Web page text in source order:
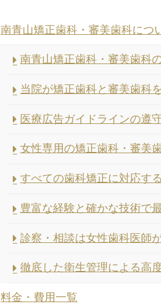
南青山矯正歯科・審美歯科につ
南青山矯正歯科・審美歯科
当院が矯正歯科と審美歯科
医療広告ガイドラインの遵
女性専用の矯正歯科・審美
すべての歯科矯正に対応す
豊富な経験と確かな技術で
診察・相談は女性歯科医師
徹底した衛生管理による高
料金・費用一覧